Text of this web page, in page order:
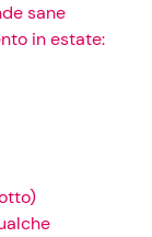
sane
in estate: